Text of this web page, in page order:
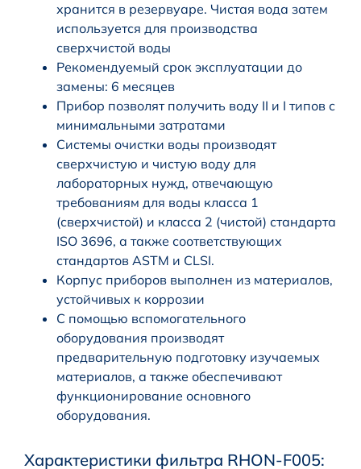
хранится в резервуаре. Чистая вода затем
используется для производства
сверхчистой воды
Рекомендуемый срок эксплуатации до
замены: 6 месяцев
Прибор позволят получить воду II и I типов с
минимальными затратами
Системы очистки воды производят
сверхчистую и чистую воду для
лабораторных нужд, отвечающую
требованиям для воды класса 1
(сверхчистой) и класса 2 (чистой) стандарта
ISO 3696, а также соответствующих
стандартов ASTM и CLSI.
Корпус приборов выполнен из материалов,
устойчивых к коррозии
С помощью вспомогательного
оборудования производят
предварительную подготовку изучаемых
материалов, а также обеспечивают
функционирование основного
оборудования.
Характеристики фильтра RHON-F005: